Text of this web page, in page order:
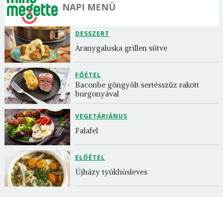
NAPI MENÜ
DESSZERT
Aranygaluska grillen sütve
FŐÉTEL
Baconbe göngyölt sertésszűz rakott
burgonyával
VEGETÁRIÁNUS
Falafel
ELŐÉTEL
Újházy tyúkhúsleves